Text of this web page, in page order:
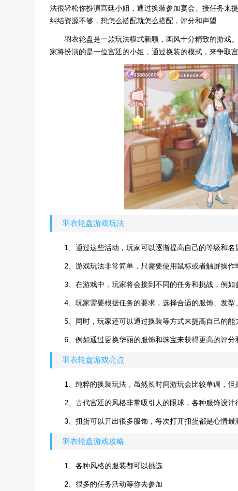
法很轻松你扮演宫廷小姐，通过换装参加宴会、接任务来
纠结资源不够，想怎么搭配就怎么搭配，评分和声望
羽衣轮盘是一款玩法模式新颖，画风十分精致的游戏
家将扮演的是一位宫廷的小姐，通过换装的模式，来争取
羽衣轮盘游戏玩法
1、通过这些活动，玩家可以逐渐提高自己的等级和名
2、游戏玩法非常简单，只需要使用鼠标或者触屏操作
3、在游戏中，玩家将会接到不同的任务和挑战，例如
4、玩家需要根据任务的要求，选择合适的服饰、发型
5、同时，玩家还可以通过换装等方式来提高自己的能
6、例如通过更换华丽的服饰和珠宝来获得更高的评分
羽衣轮盘游戏亮点
1、纯粹的换装玩法，虽然长时间游玩会比较单调，
2、古代宫廷的风格非常吸引人的眼球，各种服饰设计
3、扭蛋可以开出很多服饰，每次打开扭蛋都是心情
羽衣轮盘游戏攻略
1、各种风格的服装都可以挑选
2、很多的任务活动等你去参加